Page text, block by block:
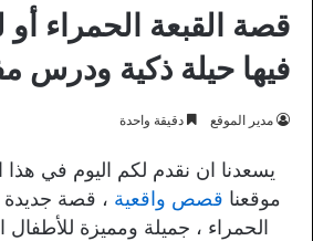
قصة القبعة الحمراء أو
فيها حيلة ذكية ودرس
مدير الموقع دقيقة واحدة
يسعدنا ان نقدم لكم اليوم في
موقعنا قصص واقعية ، قصة جديدة